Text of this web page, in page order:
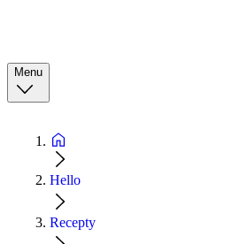
Menu
Hello
Recepty